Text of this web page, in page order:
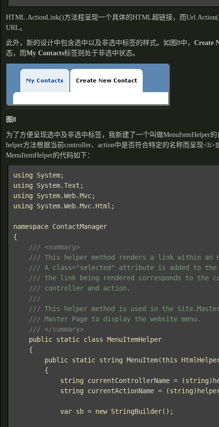
HTML.ActionLink()方法程呈现一个具体的HTML超链接，而
URL。
此外，新的设计中包含选中以及非选中标签的样式。如图8中， Create
态，而My Contacts标签则处于非选中状态。
图8
为了方便呈现选中及非选中标签，我新建了一个叫做MenuItemHelper
helper方法根据当前controller、action中是否符合特定的名称而呈现<li>
MenuItemHelper的代码如下：
using System
using System.Text
using System.Web.Mvc
using System.Web.Mvc. Html ;
namespace
ContactManager
{
/// <summary>
    ///
This helper method renders a link within an
/// A class="selected" attribute is added to the
/// the link being rendered corresponds to the
/// controller and action.
///
    ///
This helper method is used in the
/// Master Page to display the website menu.
/// </summary>
public static class MenuItemHelper
{
public static string MenuItem(this
        {
string currentControllerName = (string)
string currentActionName = (string)
var sb = new StringBuilder();